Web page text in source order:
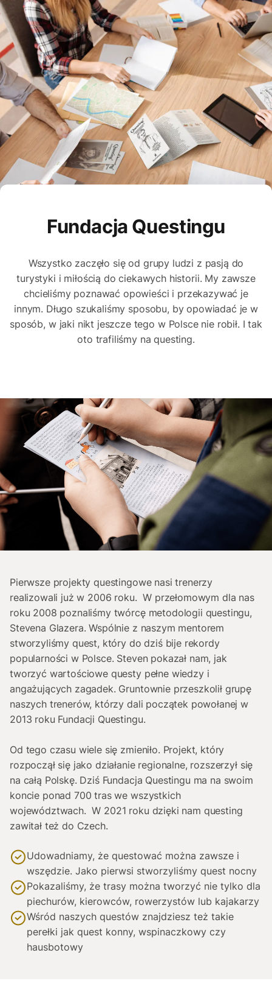
Fundacja Questingu
Wszystko zaczęło się od grupy ludzi z pasją do
turystyki i miłością do ciekawych historii. My zawsze
chcieliśmy poznawać opowieści i przekazywać je
innym. Długo szukaliśmy sposobu, by opowiadać je w
sposób, w jaki nikt jeszcze tego w Polsce nie robił. I tak
oto trafiliśmy na questing.
Pierwsze projekty questingowe nasi trenerzy
realizowali już w 2006 roku. W przełomowym dla nas
roku 2008 poznaliśmy twórcę metodologii questingu,
Stevena Glazera. Wspólnie z naszym mentorem
stworzyliśmy quest, który do dziś bije rekordy
popularności w Polsce. Steven pokazał nam, jak
tworzyć wartościowe questy pełne wiedzy i
angażujących zagadek. Gruntownie przeszkolił grupę
naszych trenerów, którzy dali początek powołanej w
2013 roku Fundacji Questingu.
Od tego czasu wiele się zmieniło. Projekt, który
rozpoczął się jako działanie regionalne, rozszerzył się
na całą Polskę. Dziś Fundacja Questingu ma na swoim
koncie ponad 700 tras we wszystkich
województwach. W 2021 roku dzięki nam questing
zawitał też do Czech.
Udowadniamy, że questować można zawsze i
wszędzie. Jako pierwsi stworzyliśmy quest nocny
Pokazaliśmy, że trasy można tworzyć nie tylko dla
piechurów, kierowców, rowerzystów lub kajakarzy
Wśród naszych questów znajdziesz też takie
perełki jak quest konny, wspinaczkowy czy
hausbotowy